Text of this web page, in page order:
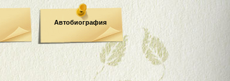
Автобиография